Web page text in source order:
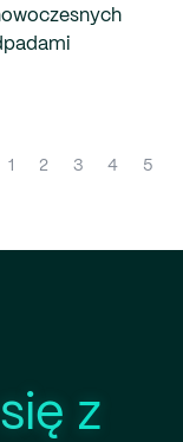
1 2(current)
3 4 5
z